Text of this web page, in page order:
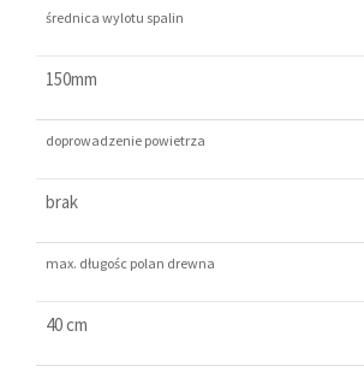
średnica wylotu spalin
150mm
doprowadzenie powietrza
brak
max. długośc polan drewna
40 cm